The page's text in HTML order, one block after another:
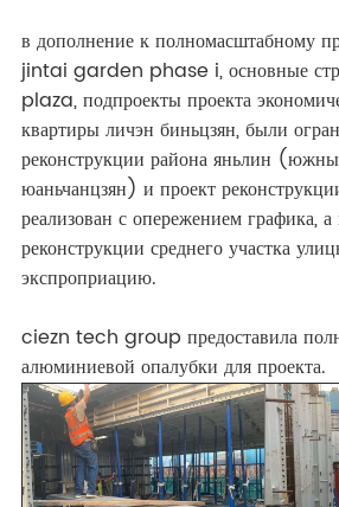
в дополнение к полномасштабному
jintai garden phase i, основные
plaza, подпроекты проекта
квартиры личэн биньцзян, были
реконструкции района яньлин
юаньчанцзян) и проект
реализован с опережением графика, а
реконструкции среднего участка
экспроприацию.
ciezn tech group предоставила
алюминиевой опалубки для проекта.